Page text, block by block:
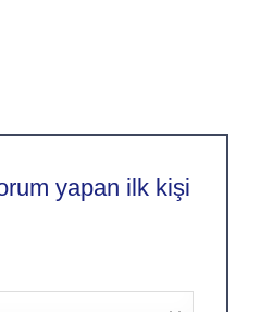
yapan ilk kişi